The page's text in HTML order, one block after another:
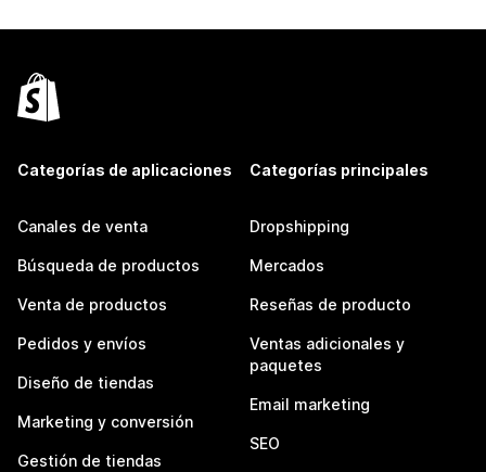
Categorías de aplicaciones
Canales de venta
Búsqueda de productos
Venta de productos
Pedidos y envíos
Diseño de tiendas
Marketing y conversión
Gestión de tiendas
Categorías principales
Dropshipping
Mercados
Reseñas de producto
Ventas adicionales y
paquetes
Email marketing
SEO